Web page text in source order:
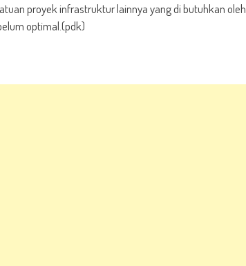
proyek infrastruktur lainnya yang di butuhkan oleh
optimal.(pdk)